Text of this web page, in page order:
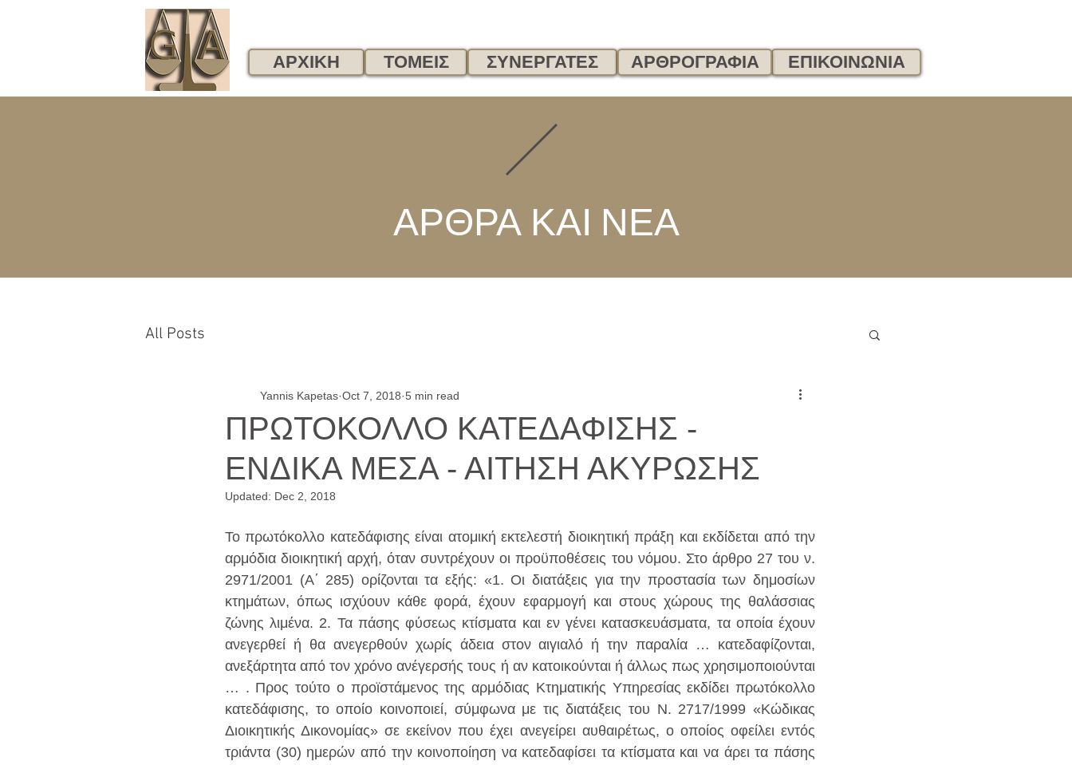
ΑΡΧΙΚΗ ΤΟΜΕΙΣ ΣΥΝΕΡΓΑΤΕΣ ΕΠΙΚΟΙΝΩΝΙΑ
ΑΡΘΡΟΓΡΑΦΙΑ
ΑΡΘΡΑ ΚΑΙ ΝΕΑ
All Posts
ΠΡΩΤΟΚΟΛΛΟ ΚΑΤΕΔΑΦΙΣΗΣ -
ΕΝΔΙΚΑ ΜΕΣΑ - ΑΙΤΗΣΗ ΑΚΥΡΩΣΗΣ
Yannis Kapetas Oct 7, 2018 5 min read
Updated: Dec 2, 2018
Το πρωτόκολλο κατεδάφισης είναι ατομική εκτελεστή διοικητική πράξη και εκδίδεται από την
αρμόδια διοικητική αρχή, όταν συντρέχουν οι προϋποθέσεις του νόμου. Στο άρθρο 27 του ν.
2971/2001 (Α΄ 285) ορίζονται τα εξής: «1. Οι διατάξεις για την προστασία των δημοσίων
κτημάτων, όπως ισχύουν κάθε φορά, έχουν εφαρμογή και στους χώρους της θαλάσσιας
ζώνης λιμένα. 2. Τα πάσης φύσεως κτίσματα και εν γένει κατασκευάσματα, τα οποία έχουν
ανεγερθεί ή θα ανεγερθούν χωρίς άδεια στον αιγιαλό ή την παραλία … κατεδαφίζονται,
ανεξάρτητα από τον χρόνο ανέγερσής τους ή αν κατοικούνται ή άλλως πως χρησιμοποιούνται
… . Προς τούτο ο προϊστάμενος της αρμόδιας Κτηματικής Υπηρεσίας εκδίδει πρωτόκολλο
κατεδάφισης, το οποίο κοινοποιεί, σύμφωνα με τις διατάξεις του Ν. 2717/1999 «Κώδικας
Διοικητικής Δικονομίας» σε εκείνον που έχει ανεγείρει αυθαιρέτως, ο οποίος οφείλει εντός
τριάντα (30) ημερών από την κοινοποίηση να κατεδαφίσει τα κτίσματα και να άρει τα πάσης